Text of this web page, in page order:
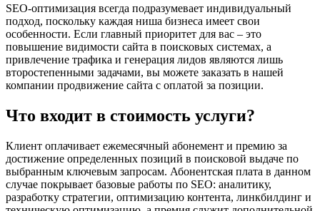
SEO-оптимизация всегда подразумевает индивидуальный
подход, поскольку каждая ниша бизнеса имеет свои
особенности. Если главный приоритет для вас – это
повышение видимости сайта в поисковых системах, а
привлечение трафика и генерация лидов являются лишь
второстепенными задачами, вы можете заказать в нашей
компании продвижение сайта с оплатой за позиции.
Что входит в стоимость услуги?
Клиент оплачивает ежемесячный абонемент и премию за
достижение определенных позиций в поисковой выдаче по
выбранным ключевым запросам. Абонентская плата в данном
случае покрывает базовые работы по SEO: аналитику,
разработку стратегии, оптимизацию контента, линкбилдинг и